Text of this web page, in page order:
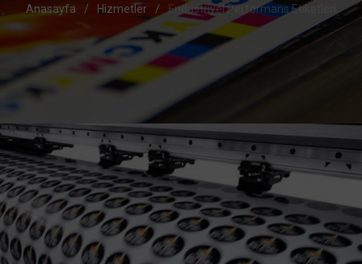
Anasayfa Hizmetler Endüstriyel Performans Etiketleri